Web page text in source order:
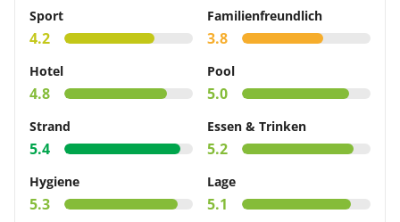
Sport
4.2
Familienfreundlich
3.8
Hotel
4.8
Pool
5.0
Strand
5.4
Essen & Trinken
5.2
Hygiene
5.3
Lage
5.1